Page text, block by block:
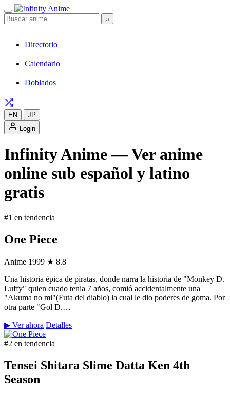
⌕
Directorio
Calendario
Doblados
EN
JP
Login
Infinity Anime — Ver anime
online sub español y latino
gratis
#1 en tendencia
One Piece
Anime 1999 ★ 8.8
Una historia épica de piratas, donde narra la historia de "Monkey D.
Luffy" quien cuado tenia 7 años, comió accidentalmente una
"Akuma no mi"(Futa del diablo) la cual le dio poderes de goma. Por
otra parte "Gol D.…
▶ Ver ahora Detalles
#2 en tendencia
Tensei Shitara Slime Datta Ken 4th
Season